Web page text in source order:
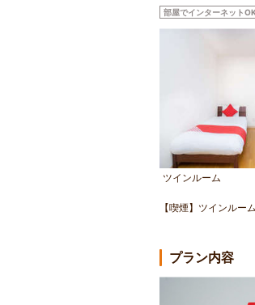
部屋でインターネットOK
ツインルーム
【喫煙】ツインルーム
プラン内容